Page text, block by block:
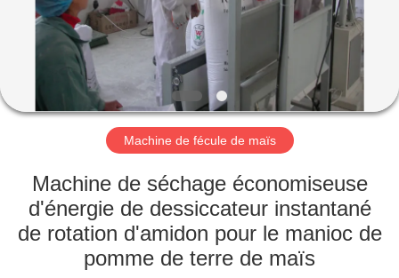
SUJET
DES
USA
VISITE
D'USINE
CONTRÔLE
Machine de fécule de maïs
Machine de séchage économiseuse
d'énergie de dessiccateur instantané
de rotation d'amidon pour le manioc de
pomme de terre de maïs